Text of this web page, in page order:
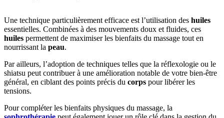
Une technique particulièrement efficace est l’utilisation des huiles
essentielles. Combinées à des mouvements doux et fluides, ces
huiles permettent de maximiser les bienfaits du massage tout en
nourrissant la peau.
Par ailleurs, l’adoption de techniques telles que la réflexologie ou le
shiatsu peut contribuer à une amélioration notable de votre bien-être
général, en ciblant des points précis du corps pour libérer les
tensions.
Pour compléter les bienfaits physiques du massage, la